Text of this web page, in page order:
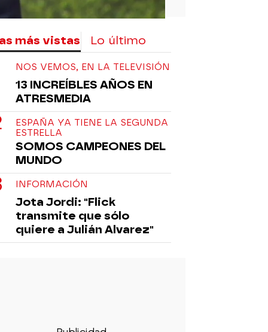
más vistas Lo último
NOS VEMOS, EN LA TELEVISIÓN
13 INCREÍBLES AÑOS EN
ATRESMEDIA
ESPAÑA YA TIENE LA SEGUNDA
ESTRELLA
SOMOS CAMPEONES DEL
MUNDO
INFORMACIÓN
Jota Jordi: "Flick
transmite que sólo
quiere a Julián Alvarez"